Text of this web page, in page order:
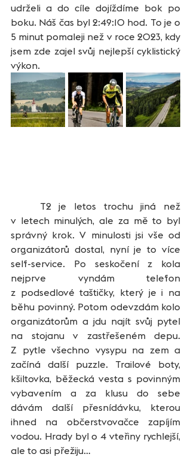
udrželi a do cíle dojíždíme bok po
boku. Náš čas byl 2:49:10 hod. To je o
5 minut pomaleji než v roce 2023, kdy
jsem zde zajel svůj nejlepší cyklistický
výkon.
v letech minulých, ale za mě to byl
správný krok. V minulosti jsi vše od
organizátorů dostal, nyní je to více
self-service. Po seskočení z kola
nejprve vyndám telefon
z podsedlové taštičky, který je i na
běhu povinný. Potom odevzdám kolo
organizátorům a jdu najít svůj pytel
na stojanu v zastřešeném depu.
Z pytle všechno vysypu na zem a
začíná další puzzle. Trailové boty,
kšiltovka, běžecká vesta s povinným
vybavením a za klusu do sebe
dávám další přesnídávku, kterou
ihned na občerstvovačce zapíjím
vodou. Hrady byl o 4 vteřiny rychlejší,
ale to asi přežiju…